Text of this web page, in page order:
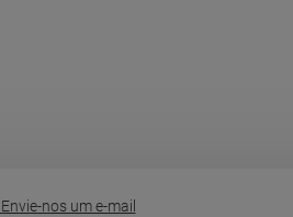
Envie-nos um e-mail